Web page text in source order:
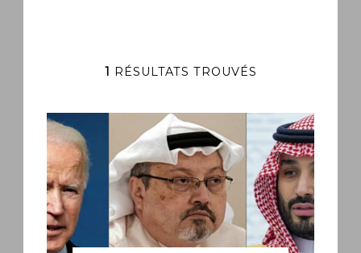
1 RÉSULTATS TROUVÉS